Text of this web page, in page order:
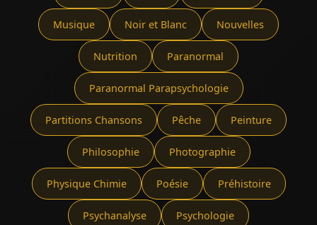
Musique Noir et Blanc Nouvelles
Nutrition Paranormal
Paranormal Parapsychologie
Partitions Chansons Pêche Peinture
Philosophie Photographie
Physique Chimie Poésie Préhistoire
Psychanalyse Psychologie